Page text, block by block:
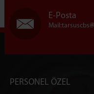
E-Posta
Mail:tarsuscbs
PERSONEL ÖZEL